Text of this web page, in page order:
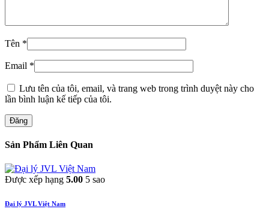
Tên *
Email *
Lưu tên của tôi, email, và trang web trong trình duyệt này cho
lần bình luận kế tiếp của tôi.
Đăng
Sản Phẩm Liên Quan
Được xếp hạng 5.00 5 sao
Đại lý JVL Việt Nam